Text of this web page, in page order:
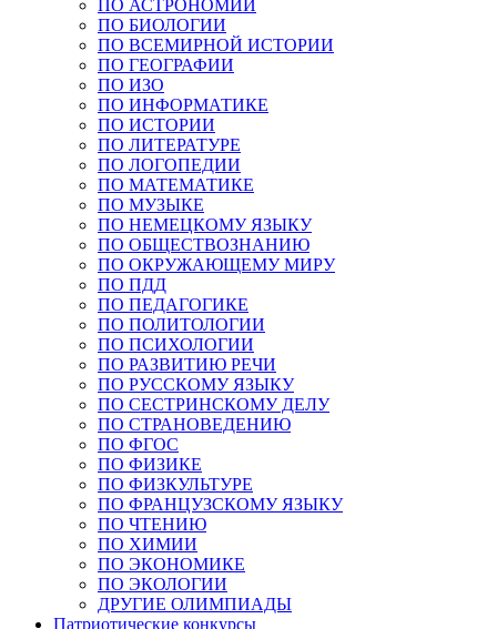
ПО АСТРОНОМИИ
ПО БИОЛОГИИ
ПО ВСЕМИРНОЙ ИСТОРИИ
ПО ГЕОГРАФИИ
ПО ИЗО
ПО ИНФОРМАТИКЕ
ПО ИСТОРИИ
ПО ЛИТЕРАТУРЕ
ПО ЛОГОПЕДИИ
ПО МАТЕМАТИКЕ
ПО МУЗЫКЕ
ПО НЕМЕЦКОМУ ЯЗЫКУ
ПО ОБЩЕСТВОЗНАНИЮ
ПО ОКРУЖАЮЩЕМУ МИРУ
ПО ПДД
ПО ПЕДАГОГИКЕ
ПО ПОЛИТОЛОГИИ
ПО ПСИХОЛОГИИ
ПО РАЗВИТИЮ РЕЧИ
ПО РУССКОМУ ЯЗЫКУ
ПО СЕСТРИНСКОМУ ДЕЛУ
ПО СТРАНОВЕДЕНИЮ
ПО ФГОС
ПО ФИЗИКЕ
ПО ФИЗКУЛЬТУРЕ
ПО ФРАНЦУЗСКОМУ ЯЗЫКУ
ПО ЧТЕНИЮ
ПО ХИМИИ
ПО ЭКОНОМИКЕ
ПО ЭКОЛОГИИ
ДРУГИЕ ОЛИМПИАДЫ
Патриотические конкурсы